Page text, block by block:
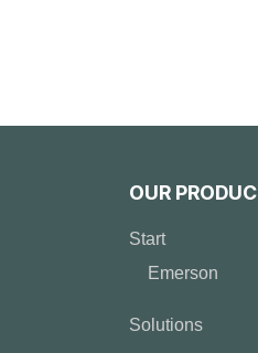
OUR
Start
Emerson
Solutions